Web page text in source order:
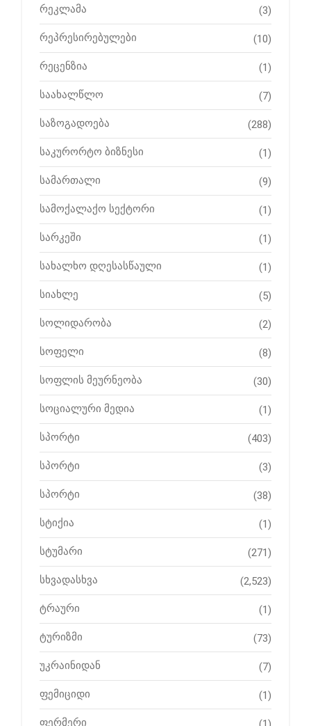
რეკლამა (3)
რეპრესირებულები (10)
რეცენზია (1)
საახალწლო (7)
საზოგადოება (288)
საკურორტო ბიზნესი (1)
სამართალი (9)
სამოქალაქო სექტორი (1)
სარკეში (1)
სახალხო დღესასწაული (1)
სიახლე (5)
სოლიდარობა (2)
სოფელი (8)
სოფლის მეურნეობა (30)
სოციალური მედია (1)
სპორტი (403)
სპორტი (3)
სპორტი (38)
სტიქია (1)
სტუმარი (271)
სხვადასხვა (2,523)
ტრაური (1)
ტურიზმი (73)
უკრაინიდან (7)
ფემიციდი (1)
ფერმერი